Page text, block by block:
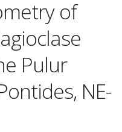
of
Pulur
NE-